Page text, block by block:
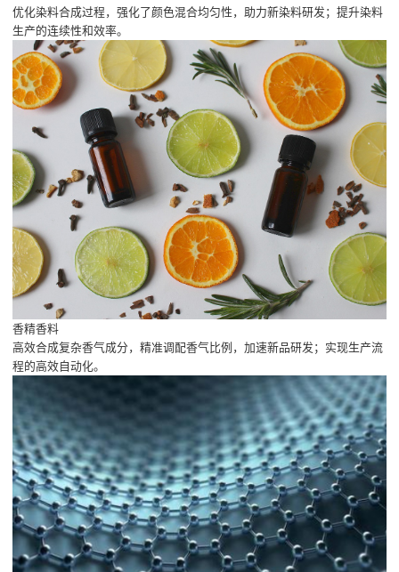
优化染料合成过程，强化了颜色混合均匀性，助力新染料研发；提升染料
生产的连续性和效率。
香精香料
高效合成复杂香气成分，精准调配香气比例，加速新品研发；实现生产流
程的高效自动化。